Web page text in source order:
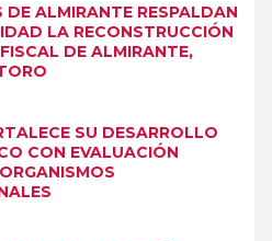
DE ALMIRANTE RESPALDAN
LA RECONSTRUCCIÓN
DE ALMIRANTE,
SU DESARROLLO
CON EVALUACIÓN